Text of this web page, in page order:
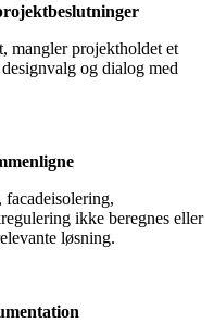
mangler projektholdet et
og dialog med
ikke beregnes eller
løsning.